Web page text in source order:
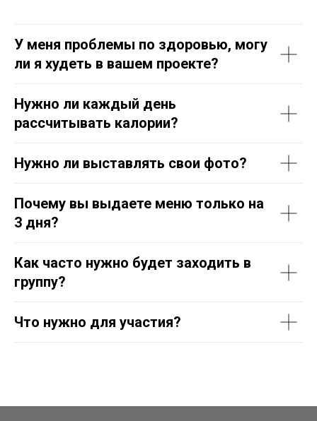
У меня проблемы по здоровью, могу
ли я худеть в вашем проекте?
Нужно ли каждый день
рассчитывать калории?
Нужно ли выставлять свои фото?
Почему вы выдаете меню только на
3 дня?
Как часто нужно будет заходить в
группу?
Что нужно для участия?